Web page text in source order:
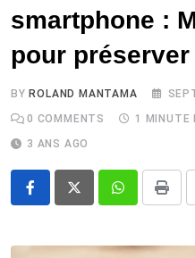
smartphone :
pour
BYROLAND MANTAMA
0 COMMENTS 1 MINUTE
3 ANS AGO
WhatsappPrint